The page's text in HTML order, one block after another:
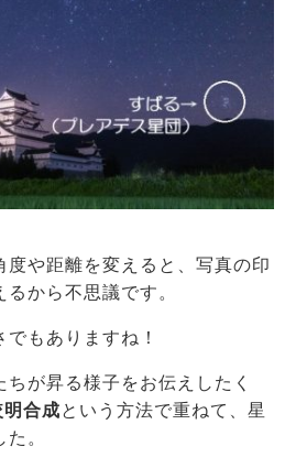
度や距離を変えると、写真の印
から不思議です。
もありますね！
が昇る様子をお伝えしたく
合成という方法で重ねて、星
。